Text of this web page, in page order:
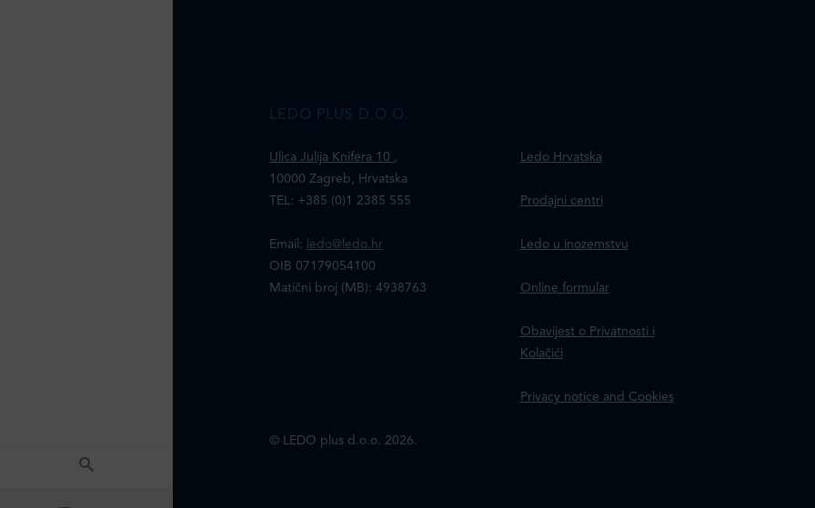
LEDO PLUS D.O.O.
Ulica Julija Knifera 10 ,
10000 Zagreb, Hrvatska
TEL: +385 (0)1 2385 555
Email:
ledo@ledo.hr
OIB 07179054100
Matični broj (MB): 4938763
Ledo Hrvatska
Prodajni centri
Ledo u inozemstvu
Online formular
Obavijest o Privatnosti i
Kolačići
Privacy notice and Cookies
© LEDO plus d.o.o. 2026.